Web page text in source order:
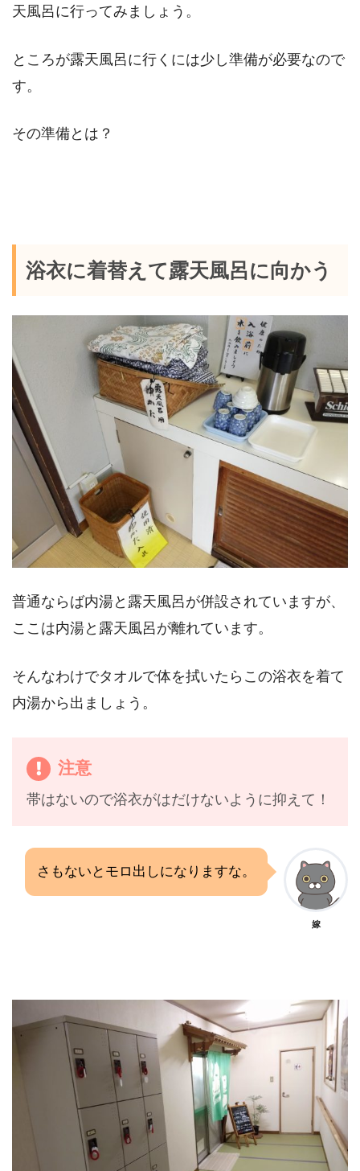
天風呂に行ってみましょう。
ところが露天風呂に行くには少し準備が必要なので
す。
その準備とは？
浴衣に着替えて露天風呂に向かう
普通ならば内湯と露天風呂が併設されていますが、
ここは内湯と露天風呂が離れています。
そんなわけでタオルで体を拭いたらこの浴衣を着て
内湯から出ましょう。
注意
帯はないので浴衣がはだけないように抑えて！
さもないとモロ出しになりますな。
嫁